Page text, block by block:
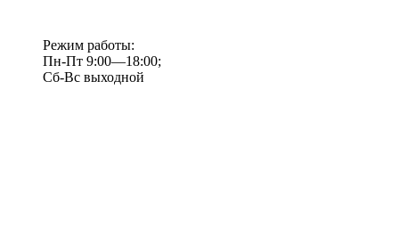
Режим работы:
Пн-Пт 9:00—18:00;
Сб-Вс выходной